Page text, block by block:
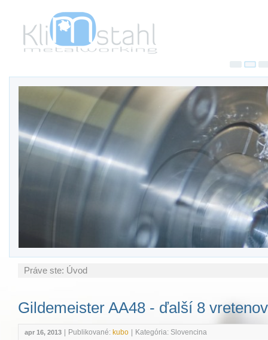
Práve ste: Úvod
Gildemeister AA48 - ďalší 8
apr 16, 2013 Publikované: kubo Kategória: Slovencina